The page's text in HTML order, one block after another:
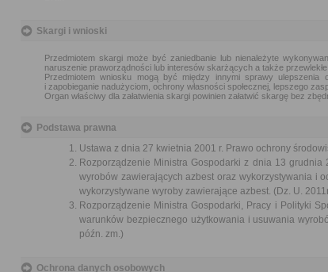
Skargi i wnioski
Przedmiotem skargi może być zaniedbanie lub nienależyte
naruszenie praworządności lub interesów skarżących a także
Przedmiotem wniosku mogą być między innymi sprawy ulepszenia
i zapobieganie nadużyciom, ochrony własności społecznej, lepszego
Organ właściwy dla załatwienia skargi powinien załatwić skargę bez
Podstawa prawna
Ustawa z dnia 27 kwietnia 2001 r. Prawo ochrony
Rozporządzenie Ministra Gospodarki z dnia 13
wyrobów zawierających azbest oraz wykorzystywania i
wykorzystywane wyroby zawierające azbest. (Dz. U.
Rozporządzenie Ministra Gospodarki, Pracy i Polityki
warunków bezpiecznego użytkowania i usuwania
późn. zm.)
Ochrona danych osobowych